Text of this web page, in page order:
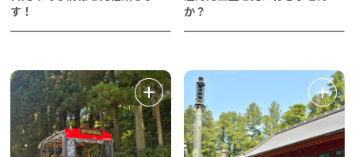
す！
か？